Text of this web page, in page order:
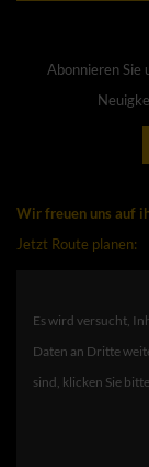
Abonnieren Sie
Wir freuen uns auf
Jetzt Route planen:
Es wird versucht,
Daten an Dritte weitergegeben
sind, klicken Sie